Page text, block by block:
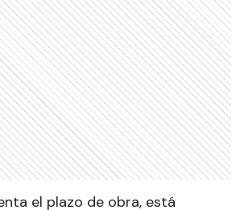
el plazo de obra, está